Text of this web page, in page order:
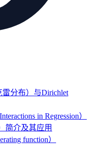
雷分布）与Dirichlet
in Regression）
简介及其应用
function）